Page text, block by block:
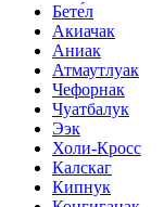
Бете́л
Акиачак
Аниак
Атмаутлуак
Чефорнак
Чуатбалук
Ээк
Холи-Кросс
Калскаг
Кипнук